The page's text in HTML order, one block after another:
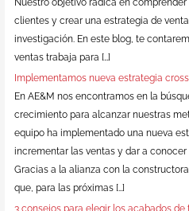
Nuestro objetivo radica en
clientes y crear una estrategia de
investigación. En este blog, te
ventas trabaja para […]
Implementamos nueva estrategia
En AE&M nos encontramos en la
crecimiento para alcanzar nuestras
equipo ha implementado una nueva
incrementar las ventas y dar a
Gracias a la alianza con la
que, para las próximas […]